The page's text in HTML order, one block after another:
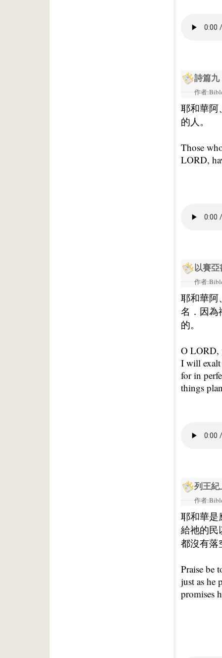
詩篇九
作者
耶和華阿
的人。
Those
LORD,
以賽亞
作者
耶和華阿
名．因為
的。
O LORD,
I will exalt
for in
things
列王紀
作者
耶和華是
給祂的民
都沒有落
Praise be
just as he
promises